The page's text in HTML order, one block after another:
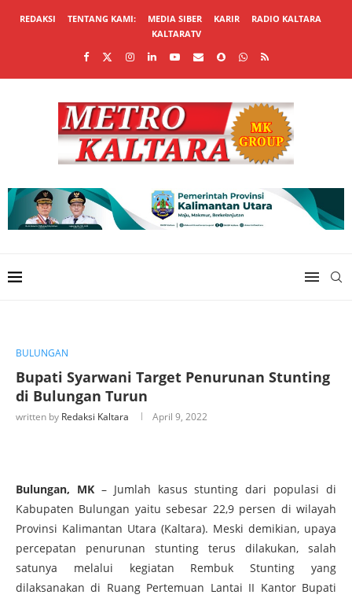
REDAKSI TENTANG KAMI: MEDIA SIBER KARIR
RADIO KALTARA
KALTARATV
BULUNGAN
Bupati Syarwani Target Penurunan Stunting
di Bulungan Turun
written by Redaksi Kaltara April 9, 2022
Bulungan, MK– Jumlah kasus stunting dari populasi di
Kabupaten Bulungan yaitu sebesar 22,9 persen di wilayah
Provinsi Kalimantan Utara (Kaltara). Meski demikian, upaya
percepatan penurunan stunting terus dilakukan, salah
satunya melalui kegiatan Rembuk Stunting yang
dilaksanakan di Ruang Pertemuan Lantai II Kantor Bupati